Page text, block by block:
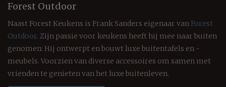
Forest Outdoor
Naast Forest Keukens is Frank Sanders eigenaar van Forest
Outdoor. Zijn passie voor keukens heeft hij mee naar buiten
genomen: Hij ontwerpt en bouwt luxe buitentafels en -
meubels. Voorzien van diverse accessoires om samen met
vrienden te genieten van het luxe buitenleven.